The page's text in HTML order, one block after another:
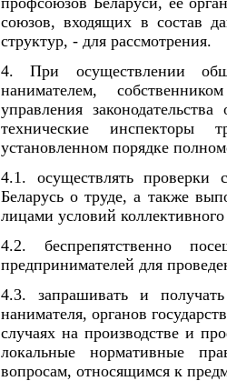
союзов, входящих в состав
структур, - для рассмотрения.
4. При осуществлении
нанимателем,
управления
технические
установленном порядке
4.1. осуществлять проверки
Беларусь о труде, а также
лицами условий
4.2. беспрепятственно
предпринимателей для
4.3. запрашивать и
нанимателя, органов
случаях на производстве и
локальные нормативные
вопросам, относящимся к